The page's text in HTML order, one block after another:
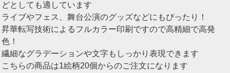
どとしても適しています
ライブやフェス、舞台公演のグッズなどにもぴったり！
昇華転写技術によるフルカラー印刷ですので高精細で高発
色！
繊細なグラデーションや文字もしっかり表現できます
こちらの商品は1絵柄20個からのご注文になります